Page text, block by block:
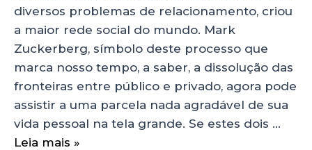
diversos problemas de relacionamento, criou
a maior rede social do mundo. Mark
Zuckerberg, símbolo deste processo que
marca nosso tempo, a saber, a dissolução das
fronteiras entre público e privado, agora pode
assistir a uma parcela nada agradável de sua
vida pessoal na tela grande. Se estes dois …
Leia mais »